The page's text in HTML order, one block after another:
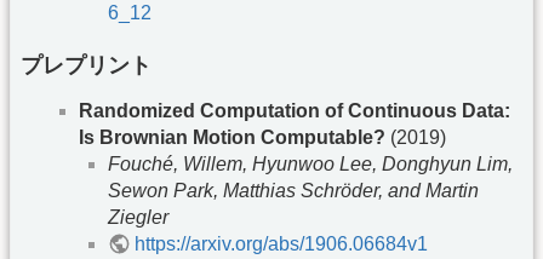
6_12
プレプリント
Randomized Computation of Continuous Data:
Is Brownian Motion Computable? (2019)
Fouché, Willem, Hyunwoo Lee, Donghyun Lim,
Sewon Park, Matthias Schröder, and Martin
Ziegler
https://arxiv.org/abs/1906.06684v1